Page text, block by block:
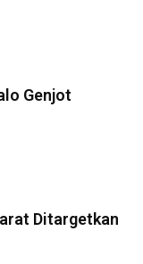
Genjot
Ditargetkan